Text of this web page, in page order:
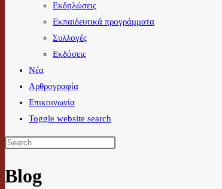
Εκδηλώσεις
Εκπαιδευτικά προγράμματα
Συλλογές
Εκδόσεις
Νέα
Αρθρογραφία
Επικοινωνία
Toggle website search
Blog